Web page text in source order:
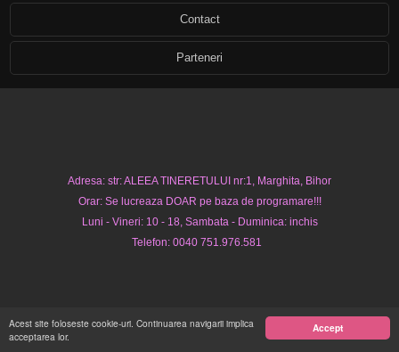
Accept
Acest site foloseste cookie-uri. Continuarea navigarii implica
acceptarea lor.
Contact
Parteneri
Adresa: str: ALEEA TINERETULUI nr:1, Marghita, Bihor
Orar: Se lucreaza DOAR pe baza de programare!!!
Luni - Vineri: 10 - 18, Sambata - Duminica: inchis
Telefon: 0040 751.976.581